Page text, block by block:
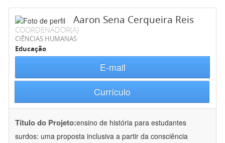
Aaron Sena Cerqueira Reis
COORDENADOR(A)
CIÊNCIAS HUMANAS
Educação
E-mail
Currículo
Título do Projeto:ensino de história para estudantes
surdos: uma proposta inclusiva a partir da consciência